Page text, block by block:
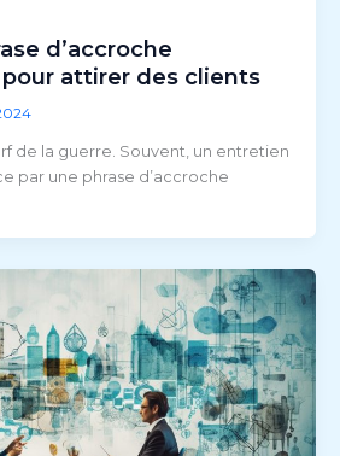
d’accroche
attirer des clients
de la guerre. Souvent, un entretien
par une phrase d’accroche